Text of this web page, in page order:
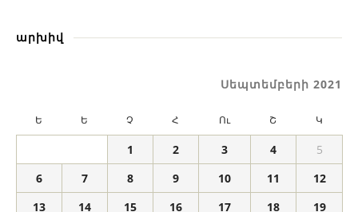
արխիվ
Սեպտեմբերի 2021
Ե Ե Չ Հ Ու Շ Կ
1 2 3 4
5
6
7 8 9 10 11
12
13
14 15 16 17 18
19